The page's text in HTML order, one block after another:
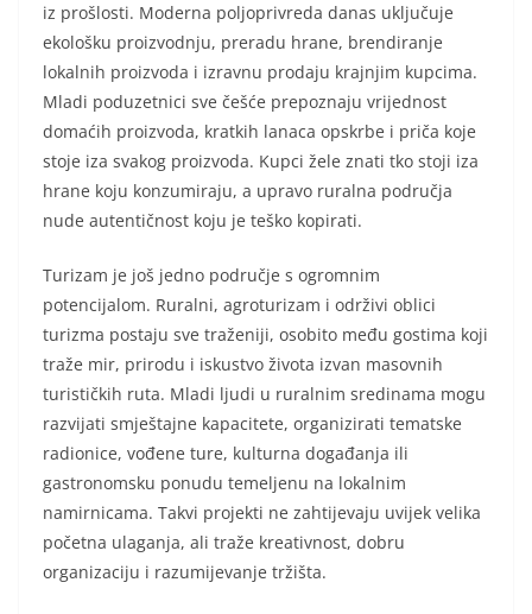
iz prošlosti. Moderna poljoprivreda danas uključuje
ekološku proizvodnju, preradu hrane, brendiranje
lokalnih proizvoda i izravnu prodaju krajnjim kupcima.
Mladi poduzetnici sve češće prepoznaju vrijednost
domaćih proizvoda, kratkih lanaca opskrbe i priča koje
stoje iza svakog proizvoda. Kupci žele znati tko stoji iza
hrane koju konzumiraju, a upravo ruralna područja
nude autentičnost koju je teško kopirati.
Turizam je još jedno područje s ogromnim
potencijalom. Ruralni, agroturizam i održivi oblici
turizma postaju sve traženiji, osobito među gostima koji
traže mir, prirodu i iskustvo života izvan masovnih
turističkih ruta. Mladi ljudi u ruralnim sredinama mogu
razvijati smještajne kapacitete, organizirati tematske
radionice, vođene ture, kulturna događanja ili
gastronomsku ponudu temeljenu na lokalnim
namirnicama. Takvi projekti ne zahtijevaju uvijek velika
početna ulaganja, ali traže kreativnost, dobru
organizaciju i razumijevanje tržišta.